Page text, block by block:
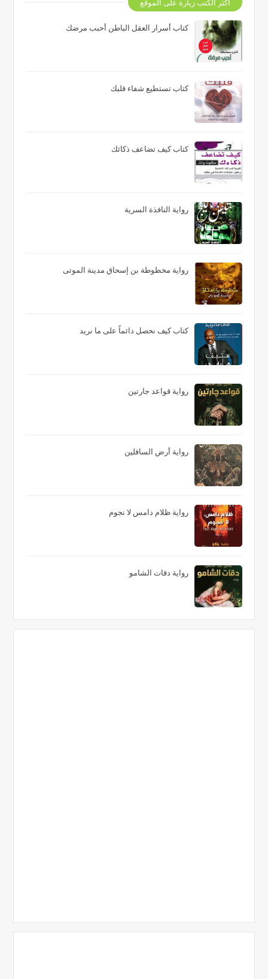
اكثر الكتب زيارة على الموقع
كتاب أسرار العقل الباطن أحبب مرضك
كتاب تستطيع شفاء قلبك
كتاب كيف تضاعف ذكائك
رواية النافذة السرية
رواية مخطوطة بن إسحاق مدينة الموتى
كتاب كيف نحصل دائماً على ما نريد
رواية قواعد جارتين
رواية أرض السافلين
رواية ظلام دامس لا نجوم
رواية دقات الشامو